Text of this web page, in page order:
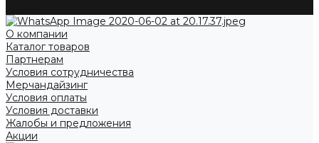
О компании
Каталог товаров
Партнерам
Условия сотрудничества
Мерчандайзинг
Условия оплаты
Условия доставки
Жалобы и предложения
Акции